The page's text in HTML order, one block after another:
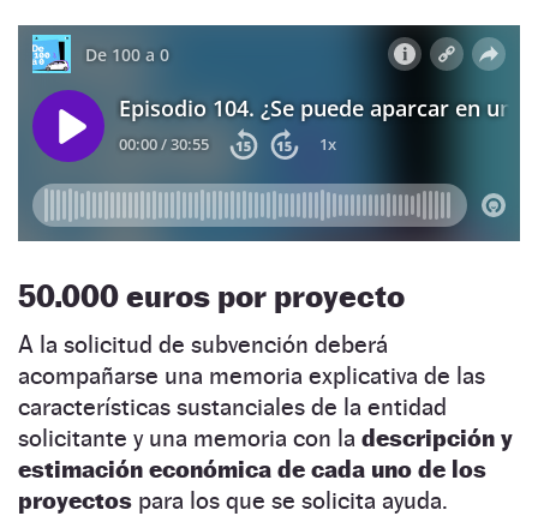
50.000 euros por proyecto
A la solicitud de subvención deberá
acompañarse una memoria explicativa de las
características sustanciales de la entidad
solicitante y una memoria con la descripción y
estimación económica de cada uno de los
proyectos para los que se solicita ayuda.